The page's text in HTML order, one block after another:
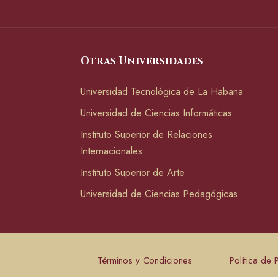
Otras Universidades
Universidad Tecnológica de La Habana
Universidad de Ciencias Informáticas
Instituto Superior de Relaciones
Internacionales
Instituto Superior de Arte
Universidad de Ciencias Pedagógicas
Términos y Condiciones Política de